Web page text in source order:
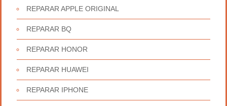
REPARAR APPLE ORIGINAL
REPARAR BQ
REPARAR HONOR
REPARAR HUAWEI
REPARAR IPHONE